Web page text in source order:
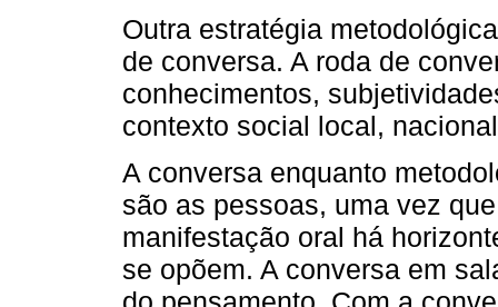
Outra estratégia
de conversa. A roda de
conhecimentos,
contexto social local,
A conversa enquanto
são as pessoas, uma vez
manifestação oral há
se opõem. A conversa em